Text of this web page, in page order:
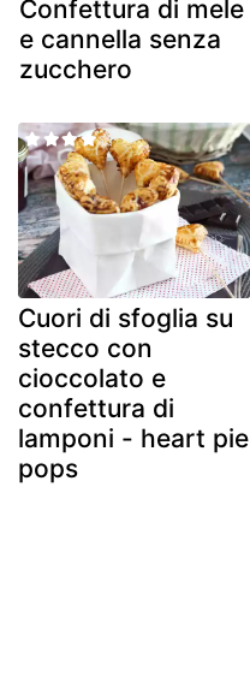
Confettura di mele
e cannella senza
zucchero
Cuori di sfoglia su
stecco con
cioccolato e
confettura di
lamponi - heart pie
pops